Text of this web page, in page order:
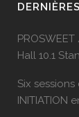
Hall 10.1
Six
INITIATION